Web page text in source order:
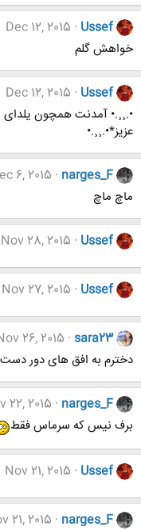
Ussef
Dec 12, 2015
خواهش گلم
Ussef
Dec 12, 2015
عزیز*•.¸¸.•
narges_F
6, 2015
ماچ ماچ
Ussef
Nov 28, 2015
Ussef
Nov 27, 2015
sara23
26, 2015
دخترم به افق های دور
narges_F
22, 2015
برف نیس که سرماس فقط
Ussef
Nov 21, 2015
narges_F
21, 2015